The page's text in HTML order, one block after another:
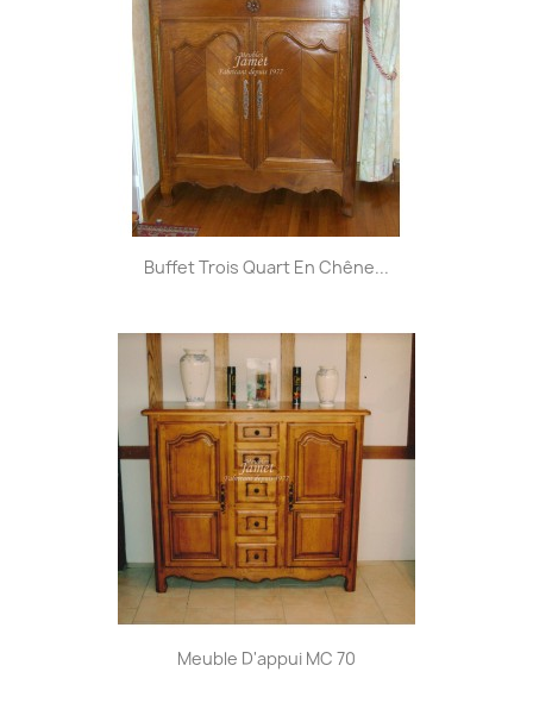
Buffet Trois Quart En Chêne...
Meuble D'appui MC 70